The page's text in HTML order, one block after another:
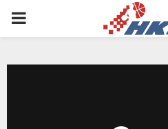
PRIMARY